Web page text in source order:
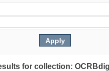
for collection: